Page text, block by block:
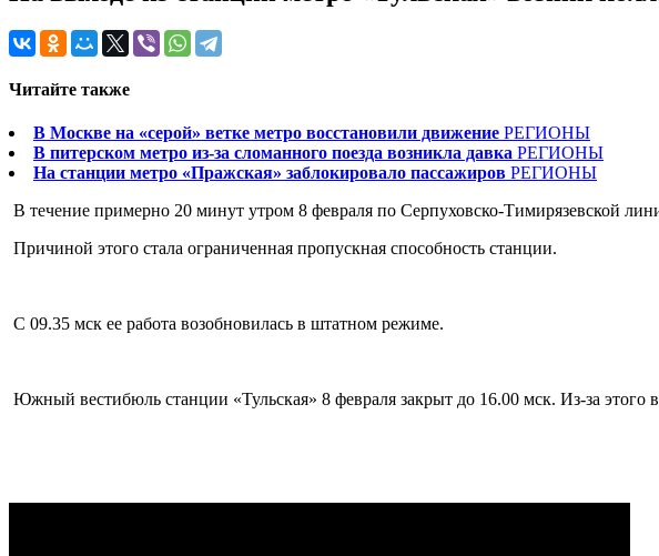
Читайте также
В Москве на «серой» ветке метро восстановили движение РЕГИОНЫ
В питерском метро из-за сломанного поезда возникла давка РЕГИОНЫ
На станции метро «Пражская» заблокировало пассажиров РЕГИОНЫ
В течение примерно 20 минут утром 8 февраля по Серпуховско-Тимирязевской
Причиной этого стала ограниченная пропускная способность станции.
С 09.35 мск ее работа возобновилась в штатном режиме.
Южный вестибюль станции «Тульская» 8 февраля закрыт до 16.00 мск. Из-за